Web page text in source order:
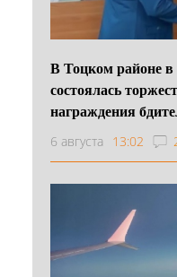
В Тоцком районе в
состоялась
награждения
6 августа 13:02